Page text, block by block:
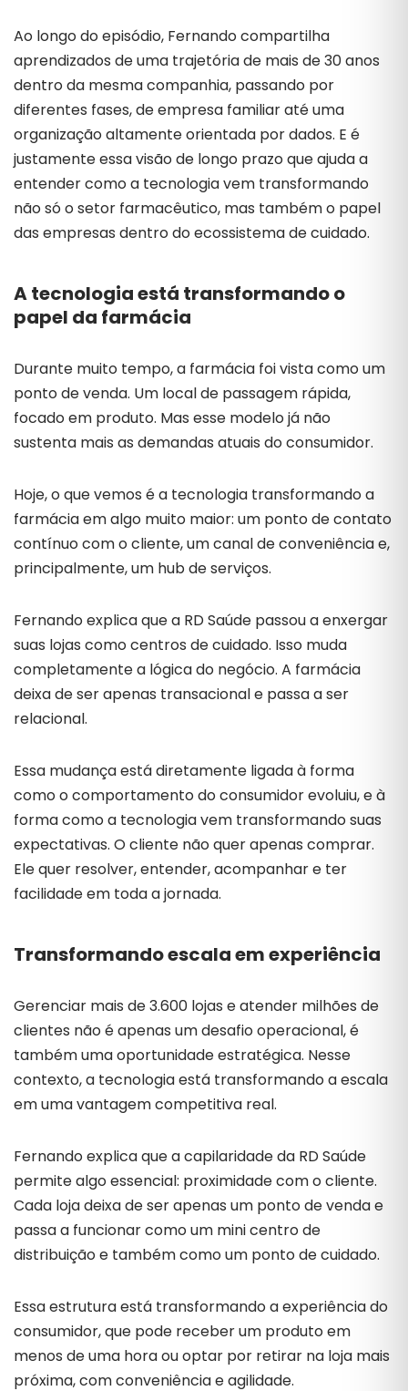
Ao longo do episódio, Fernando compartilha
aprendizados de uma trajetória de mais de 30 anos
dentro da mesma companhia, passando por
diferentes fases, de empresa familiar até uma
organização altamente orientada por dados. E é
justamente essa visão de longo prazo que ajuda a
entender como a tecnologia vem transformando
não só o setor farmacêutico, mas também o papel
das empresas dentro do ecossistema de cuidado.
A tecnologia está transformando o
papel da farmácia
Durante muito tempo, a farmácia foi vista como um
ponto de venda. Um local de passagem rápida,
focado em produto. Mas esse modelo já não
sustenta mais as demandas atuais do consumidor.
Hoje, o que vemos é a tecnologia transformando a
farmácia em algo muito maior: um ponto de contato
contínuo com o cliente, um canal de conveniência e,
principalmente, um hub de serviços.
Fernando explica que a RD Saúde passou a enxergar
suas lojas como centros de cuidado. Isso muda
completamente a lógica do negócio. A farmácia
deixa de ser apenas transacional e passa a ser
relacional.
Essa mudança está diretamente ligada à forma
como o comportamento do consumidor evoluiu, e à
forma como a tecnologia vem transformando suas
expectativas. O cliente não quer apenas comprar.
Ele quer resolver, entender, acompanhar e ter
facilidade em toda a jornada.
Transformando escala em experiência
Gerenciar mais de 3.600 lojas e atender milhões de
clientes não é apenas um desafio operacional, é
também uma oportunidade estratégica. Nesse
contexto, a tecnologia está transformando a escala
em uma vantagem competitiva real.
Fernando explica que a capilaridade da RD Saúde
permite algo essencial: proximidade com o cliente.
Cada loja deixa de ser apenas um ponto de venda e
passa a funcionar como um mini centro de
distribuição e também como um ponto de cuidado.
Essa estrutura está transformando a experiência do
consumidor, que pode receber um produto em
menos de uma hora ou optar por retirar na loja mais
próxima, com conveniência e agilidade.